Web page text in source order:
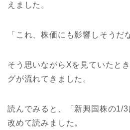
えました。
「これ、株価にも影響しそうだ
そう思いながらXを見ていたと
グが流れてきました。
読んでみると、「新興国株の1/
改めて読みました。